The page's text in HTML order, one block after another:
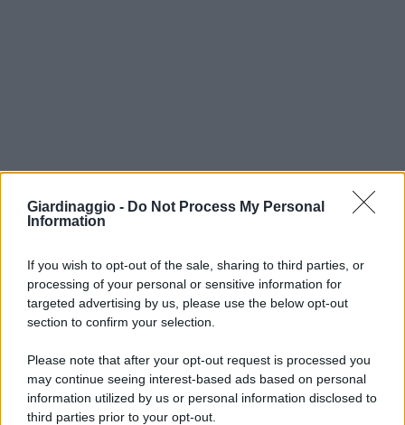
Giardinaggio - Do Not Process My Personal
Information
If you wish to opt-out of the sale, sharing to third parties, or
processing of your personal or sensitive information for
targeted advertising by us, please use the below opt-out
section to confirm your selection.
Please note that after your opt-out request is processed you
may continue seeing interest-based ads based on personal
information utilized by us or personal information disclosed to
third parties prior to your opt-out.